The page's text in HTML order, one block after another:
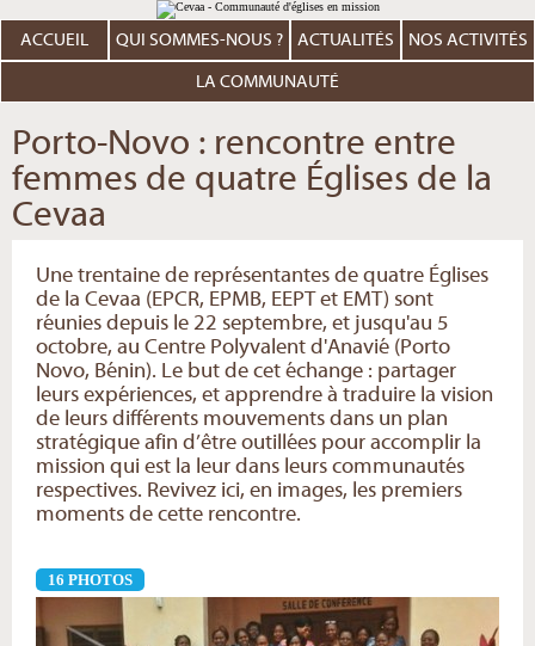
au
contenu.
Aller
personnels
ACCUEIL QUI SOMMES-NOUS ? ACTUALITÉS NOS ACTIVITÉS
LA COMMUNAUTÉ
Porto-Novo : rencontre entre
femmes de quatre Églises de la
Cevaa
Une trentaine de représentantes de quatre Églises
de la Cevaa (EPCR, EPMB, EEPT et EMT) sont
réunies depuis le 22 septembre, et jusqu'au 5
octobre, au Centre Polyvalent d'Anavié (Porto
Novo, Bénin). Le but de cet échange : partager
leurs expériences, et apprendre à traduire la vision
de leurs différents mouvements dans un plan
stratégique afin d’être outillées pour accomplir la
mission qui est la leur dans leurs communautés
respectives. Revivez ici, en images, les premiers
moments de cette rencontre.
16 PHOTOS